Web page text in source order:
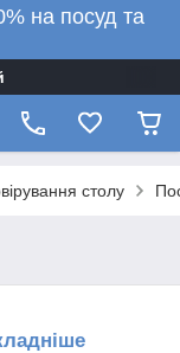
на посуд та
столу